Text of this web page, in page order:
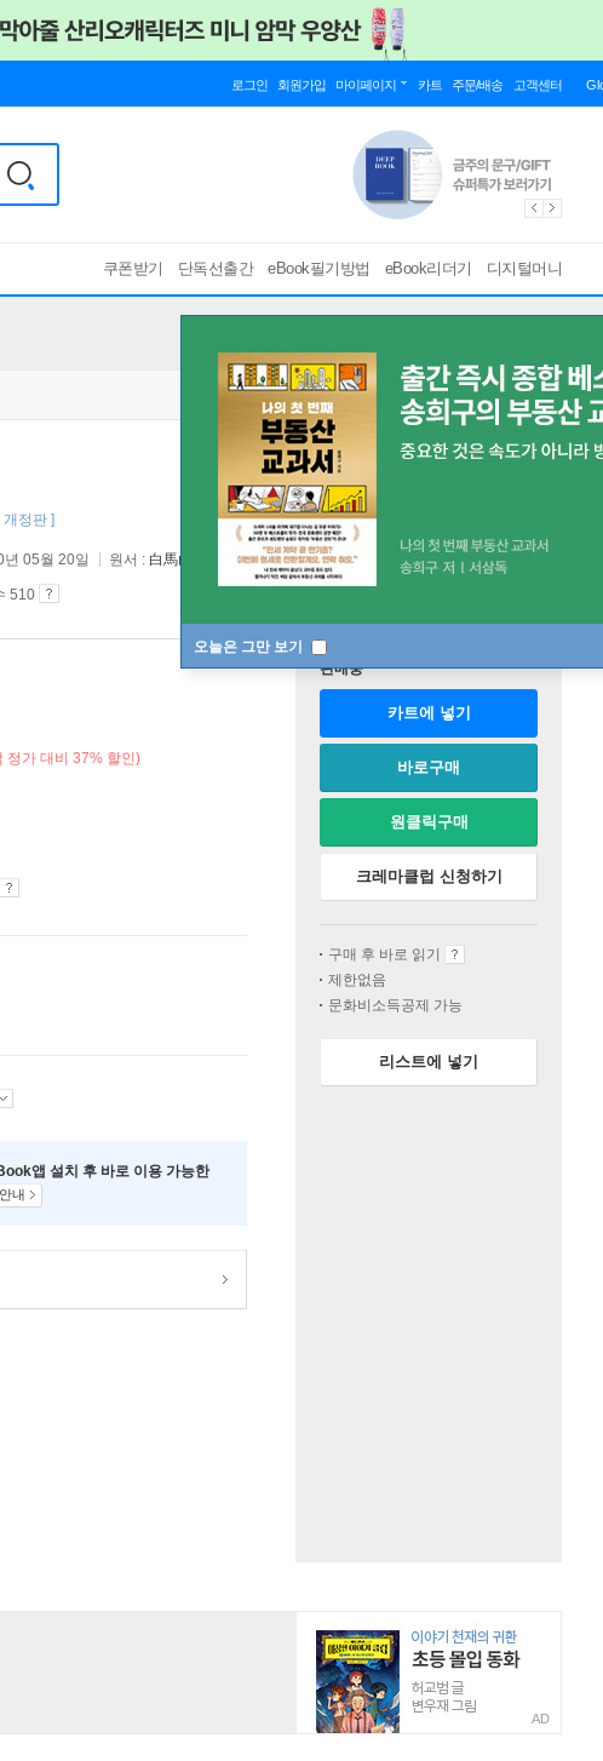
로그인 회원가입 마이페이지 카트 주문/배송 고객센터
쿠폰받기 단독선출간 eBook필기방법 eBook리더기 디지털머니
오늘은 그만 보기
개정판 ]
05월 20일 원서 : 白馬山莊殺人事件
510
정가 대비 37% 할인)
앱 설치 후 바로 이용 가능한
내
판매중
카트에 넣기
바로구매
원클릭구매
크레마클럽 신청하기
구매 후 바로 읽기
제한없음
문화비소득공제 가능
리스트에 넣기
AD